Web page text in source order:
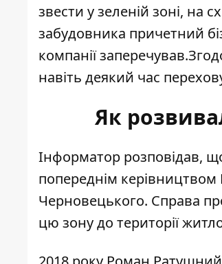
звести у зеленій зоні, на
забудовника причетний
компанії
навіть деякий час
Як
Інформатор розповідав,
попереднім
Черновецького. Справа
цю зону до території